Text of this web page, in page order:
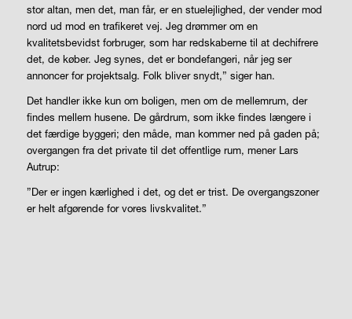
stor altan, men det, man får, er en stuelejlighed, der vender mod
nord ud mod en trafikeret vej. Jeg drømmer om en
kvalitetsbevidst forbruger, som har redskaberne til at dechifrere
det, de køber. Jeg synes, det er bondefangeri, når jeg ser
annoncer for projektsalg. Folk bliver snydt,” siger han.
Det handler ikke kun om boligen, men om de mellemrum, der
findes mellem husene. De gårdrum, som ikke findes længere i
det færdige byggeri; den måde, man kommer ned på gaden på;
overgangen fra det private til det offentlige rum, mener Lars
Autrup:
”Der er ingen kærlighed i det, og det er trist. De overgangszoner
er helt afgørende for vores livskvalitet.”